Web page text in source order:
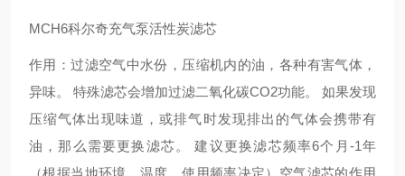
MCH6科尔奇充气泵活性炭滤芯
作用：过滤空气中水份，压缩机内的油，各种有害气体，
异味。 特殊滤芯会增加过滤二氧化碳CO2功能。 如果发现
压缩气体出现味道，或排气时发现排出的气体会携带有
油，那么需要更换滤芯。 建议更换滤芯频率6个月-1年
（根据当地环境，温度，使用频率决定）空气滤芯的作用